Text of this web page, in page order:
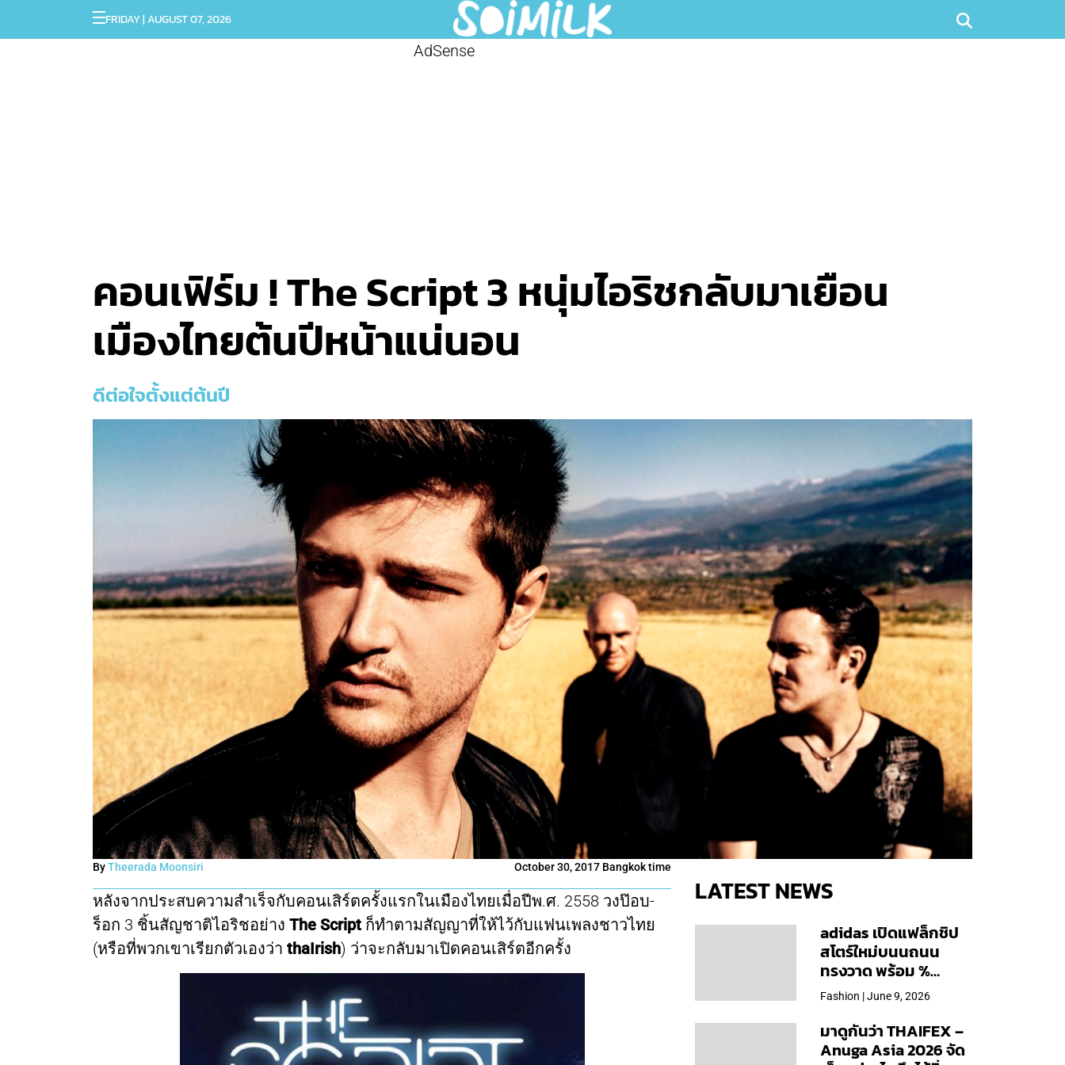
FRIDAY | AUGUST 07, 2026
AdSense
คอนเฟิร์ม ! The Script 3 หนุ่มไอริชกลับมาเยือน
เมืองไทยต้นปีหน้าแน่นอน
ดีต่อใจตั้งแต่ต้นปี
ByTheerada Moonsiri October 30, 2017 Bangkok time
หลังจากประสบความสำเร็จกับคอนเสิร์ตครั้งแรกในเมืองไทยเมื่อปีพ.ศ. 2558 วงป๊อบ-
ร็อก 3 ชิ้นสัญชาติไอริชอย่าง The Script ก็ทำตามสัญญาที่ให้ไว้กับแฟนเพลงชาวไทย
(หรือที่พวกเขาเรียกตัวเองว่า thaIrish) ว่าจะกลับมาเปิดคอนเสิร์ตอีกครั้ง
LATEST NEWS
adidas เปิดแฟล็กชิป
สโตร์ใหม่บนนถนน
ทรงวาด พร้อม %
Arabica และคอลเลก
ชันพิเศษเฉพาะสาขา
Fashion | June 9, 2026
มาดูกันว่า THAIFEX –
Anuga Asia 2026 จัด